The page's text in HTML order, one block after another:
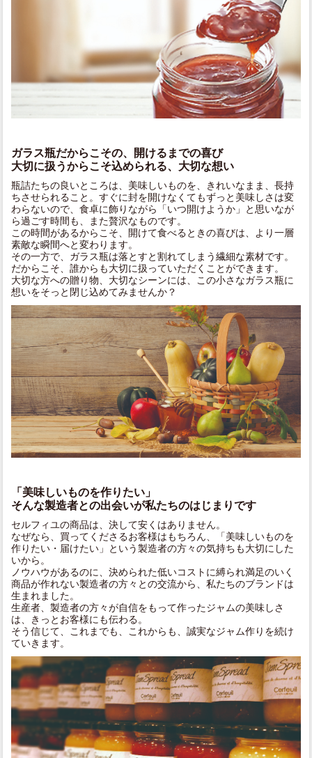
ガラス瓶だからこその、開けるまでの喜び
大切に扱うからこそ込められる、大切な想い
瓶詰たちの良いところは、美味しいものを、きれいなまま、長持
ちさせられること。すぐに封を開けなくてもずっと美味しさは変
わらないので、食卓に飾りながら「いつ開けようか」と思いなが
ら過ごす時間も、また贅沢なものです。
この時間があるからこそ、開けて食べるときの喜びは、より一層
素敵な瞬間へと変わります。
その一方で、ガラス瓶は落とすと割れてしまう繊細な素材です。
だからこそ、誰からも大切に扱っていただくことができます。
大切な方への贈り物、大切なシーンには、この小さなガラス瓶に
想いをそっと閉じ込めてみませんか？
「美味しいものを作りたい」
そんな製造者との出会いが私たちのはじまりです
セルフィユの商品は、決して安くはありません。
なぜなら、買ってくださるお客様はもちろん、「美味しいものを
作りたい・届けたい」という製造者の方々の気持ちも大切にした
いから。
ノウハウがあるのに、決められた低いコストに縛られ満足のいく
商品が作れない製造者の方々との交流から、私たちのブランドは
生まれました。
生産者、製造者の方々が自信をもって作ったジャムの美味しさ
は、きっとお客様にも伝わる。
そう信じて、これまでも、これからも、誠実なジャム作りを続け
ていきます。